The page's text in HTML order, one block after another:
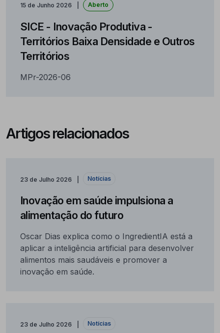
15 de Junho 2026 Aberto
SICE - Inovação Produtiva -
Territórios Baixa Densidade e Outros
Territórios
MPr-2026-06
Artigos relacionados
23 de Julho 2026 Notícias
Inovação em saúde impulsiona a
alimentação do futuro
Oscar Dias explica como o IngredientIA está a
aplicar a inteligência artificial para desenvolver
alimentos mais saudáveis e promover a
inovação em saúde.
23 de Julho 2026 Notícias